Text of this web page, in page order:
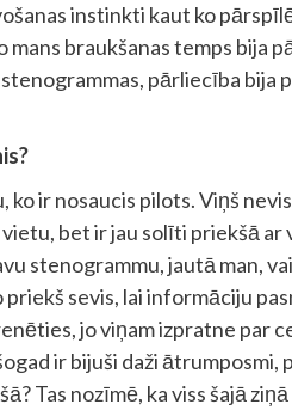
instinkti kaut ko
mans braukšanas temps bija
pārliecība bija
ir nosaucis pilots. Viņš
bet ir jau solīti priekšā
stenogrammu, jautā man,
sevis, lai informāciju
jo viņam izpratne par
ir bijuši daži ātrumposmi,
Tas nozīmē, ka viss šajā